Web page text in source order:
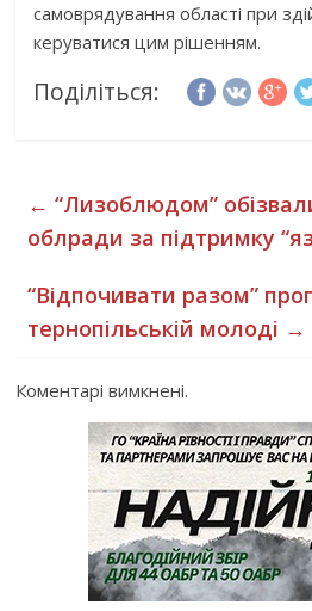
самоврядування області при
керуватися цим рішенням.
Поділіться:
← “Лизоблюдом”
облради за підтримку
“Відпочивати разом”
тернопільській молоді →
Коментарі вимкнені.